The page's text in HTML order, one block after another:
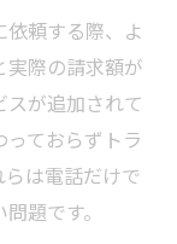
頼する際、よ
実際の請求額が
が追加されて
ておらずトラ
は電話だけで
題です。